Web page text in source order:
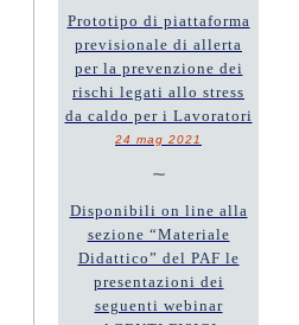
Prototipo di piattaforma
previsionale di allerta
per la prevenzione dei
rischi legati allo stress
da caldo per i Lavoratori
24 mag 2021
~
Disponibili on line alla
sezione “Materiale
Didattico” del PAF le
presentazioni dei
seguenti webinar